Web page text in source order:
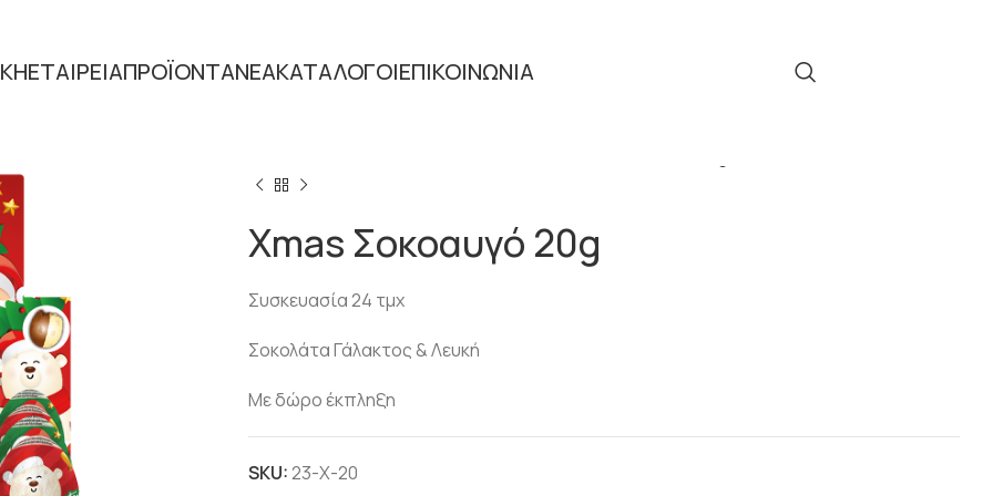
ΕΤΑΙΡΕΙΑΠΡΟΪΟΝΤΑΝΕΑΚΑΤΑΛΟΓΟΙΕΠΙΚΟΙΝΩΝΙΑ
Xmas Σοκοαυγό 20g
Συσκευασία 24 τμχ
Σοκολάτα Γάλακτος & Λευκή
Με δώρο έκπληξη
SKU:23-Χ-20